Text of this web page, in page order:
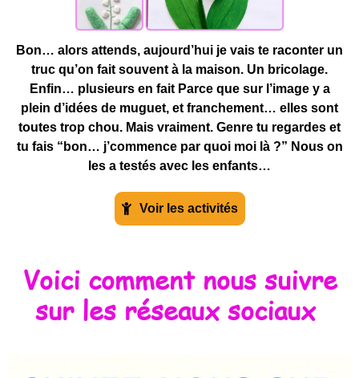
Bon… alors attends, aujourd’hui je vais te raconter un
truc qu’on fait souvent à la maison. Un bricolage.
Enfin… plusieurs en fait Parce que sur l’image y a
plein d’idées de muguet, et franchement… elles sont
toutes trop chou. Mais vraiment. Genre tu regardes et
tu fais “bon… j’commence par quoi moi là ?” Nous on
les a testés avec les enfants…
Voir les activités
Voici comment nous suivre
sur les réseaux sociaux